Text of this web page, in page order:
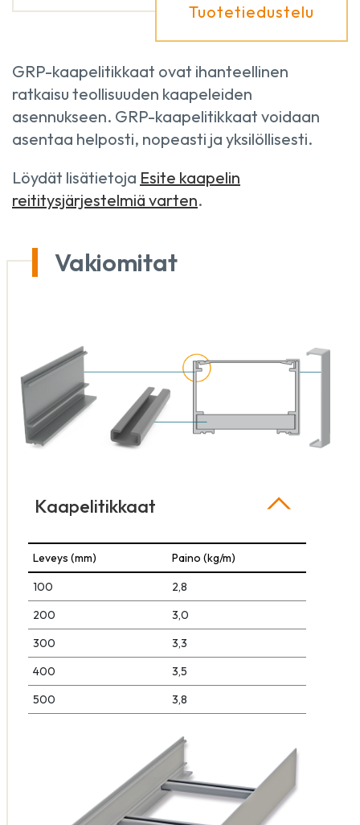
Tuotetiedustelu
GRP-kaapelitikkaat ovat ihanteellinen
ratkaisu teollisuuden kaapeleiden
asennukseen. GRP-kaapelitikkaat voidaan
asentaa helposti, nopeasti ja yksilöllisesti.
Löydät lisätietoja Esite kaapelin
reititysjärjestelmiä varten.
Vakiomitat
Kaapelitikkaat
Leveys (mm)
Paino (kg/m)
100
2,8
200
3,0
300
3,3
400
3,5
500
3,8